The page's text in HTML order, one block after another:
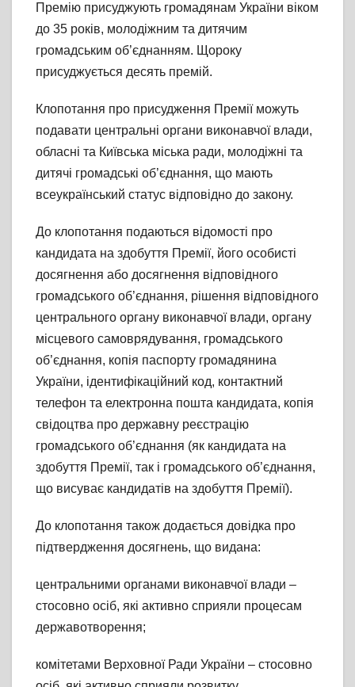
Премію присуджують громадянам України віком
до 35 років, молодіжним та дитячим
громадським об’єднанням. Щороку
присуджується десять премій.
Клопотання про присудження Премії можуть
подавати центральні органи виконавчої влади,
обласні та Київська міська ради, молодіжні та
дитячі громадські об’єднання, що мають
всеукраїнський статус відповідно до закону.
До клопотання подаються відомості про
кандидата на здобуття Премії, його особисті
досягнення або досягнення відповідного
громадського об’єднання, рішення відповідного
центрального органу виконавчої влади, органу
місцевого самоврядування, громадського
об’єднання, копія паспорту громадянина
України, ідентифікаційний код, контактний
телефон та електронна пошта кандидата, копія
свідоцтва про державну реєстрацію
громадського об’єднання (як кандидата на
здобуття Премії, так і громадського об’єднання,
що висуває кандидатів на здобуття Премії).
До клопотання також додається довідка про
підтвердження досягнень, що видана:
центральними органами виконавчої влади –
стосовно осіб, які активно сприяли процесам
державотворення;
комітетами Верховної Ради України – стосовно